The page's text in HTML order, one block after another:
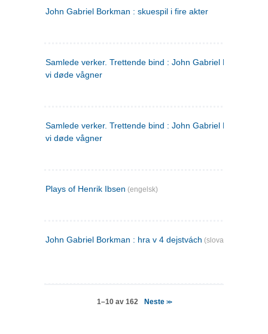
John Gabriel Borkman : skuespil i fire akter
Samlede verker. Trettende bind : John Gabriel Borkman ;
vi døde vågner
Samlede verker. Trettende bind : John Gabriel Borkman ;
vi døde vågner
Plays of Henrik Ibsen (engelsk)
John Gabriel Borkman : hra v 4 dejstvách (slovakisk)
1–10 av 162 Neste >>